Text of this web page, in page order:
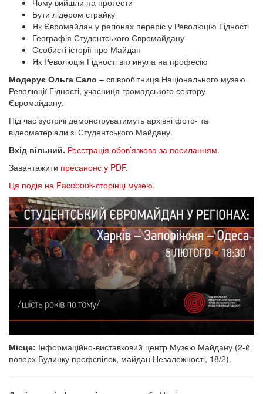
Чому вийшли на протести
Бути лідером страйку
Як Євромайдан у регіонах переріс у Революцію Гідності
Географія Студентського Євромайдану
Особисті історії про Майдан
Як Революція Гідності вплинула на професію
Модерує Ольга Сало – співробітниця Національного музею
Революції Гідності, учасниця громадського сектору
Євромайдану.
Під час зустрічі демонструватимуть архівні фото- та
відеоматеріали зі Студентського Майдану.
Вхід вільний. Реєстрація обов’язкова за посиланням.
Завантажити пресанонс у PDF.
Ця подія на Facebook-сторінці музею.
Місце: Інформаційно-виставковий центр Музею Майдану (2-й
поверх Будинку профспілок, майдан Незалежності, 18/2).